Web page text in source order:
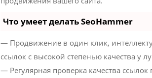
Что умеет делать SeoHammer
— Продвижение в один клик,
ссылок с высокой степенью качества у
— Регулярная проверка качества